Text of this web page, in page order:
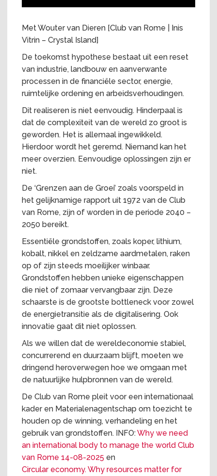
Met Wouter van Dieren [Club van Rome | Inis
Vitrin – Crystal Island]
De toekomst hypothese bestaat uit een reset
van industrie, landbouw en aanverwante
processen in de financiële sector, energie,
ruimtelijke ordening en arbeidsverhoudingen.
Dit realiseren is niet eenvoudig. Hinderpaal is
dat de complexiteit van de wereld zo groot is
geworden. Het is allemaal ingewikkeld.
Hierdoor wordt het geremd. Niemand kan het
meer overzien. Eenvoudige oplossingen zijn er
niet.
De ‘Grenzen aan de Groei’ zoals voorspeld in
het gelijknamige rapport uit 1972 van de Club
van Rome, zijn of worden in de periode 2040 –
2050 bereikt.
Essentiële grondstoffen, zoals koper, lithium,
kobalt, nikkel en zeldzame aardmetalen, raken
op of zijn steeds moeilijker winbaar.
Grondstoffen hebben unieke eigenschappen
die niet of zomaar vervangbaar zijn. Deze
schaarste is de grootste bottleneck voor zowel
de energietransitie als de digitalisering. Ook
innovatie gaat dit niet oplossen.
Als we willen dat de wereldeconomie stabiel,
concurrerend en duurzaam blijft, moeten we
dringend heroverwegen hoe we omgaan met
de natuurlijke hulpbronnen van de wereld.
De Club van Rome pleit voor een internationaal
kader en Materialenagentschap om toezicht te
houden op de winning, verhandeling en het
gebruik van grondstoffen. INFO:Why we need
an international body to manage the world Club
van Rome 14-08-2025 en
Circular economy. Why resources matter for